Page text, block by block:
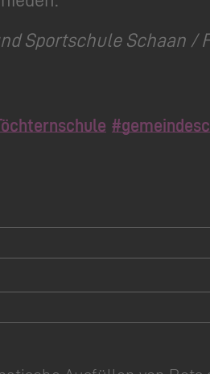
Sportschule Schaan /